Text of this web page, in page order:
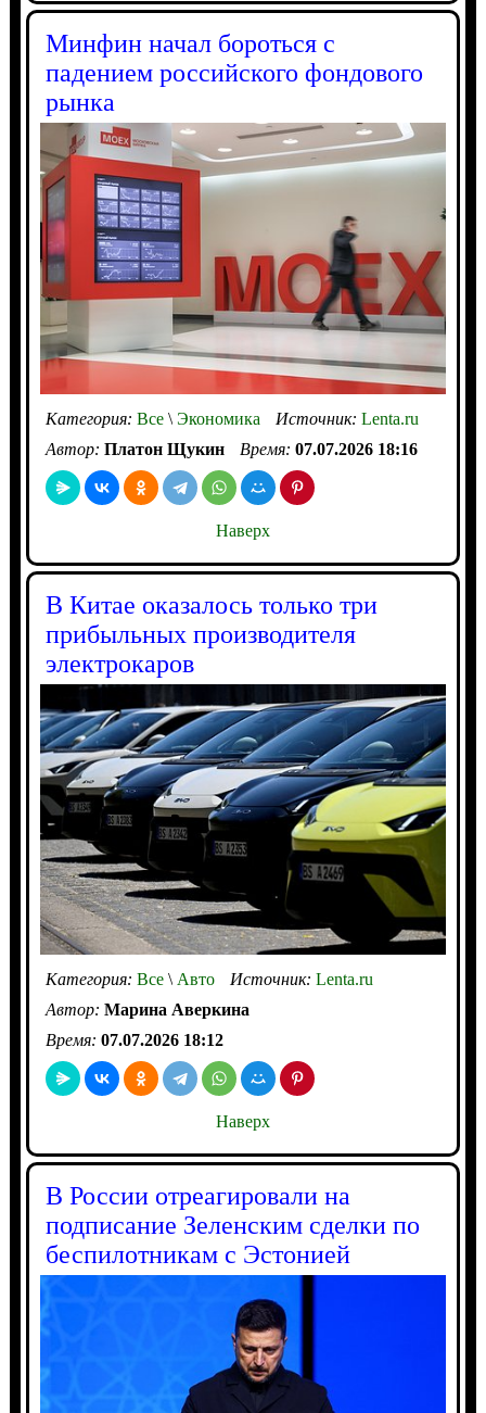
Минфин начал бороться с
падением российского фондового
рынка
Категория: Все\Экономика Источник: Lenta.ru
Автор: Платон Щукин Время: 07.07.2026 18:16
Наверх
В Китае оказалось только три
прибыльных производителя
электрокаров
Категория: Все\Авто Источник: Lenta.ru
Автор: Марина Аверкина
Время: 07.07.2026 18:12
Наверх
В России отреагировали на
подписание Зеленским сделки по
беспилотникам с Эстонией